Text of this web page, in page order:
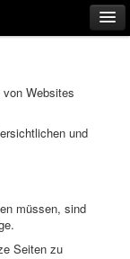
Websites
und
müssen, sind
Seiten zu